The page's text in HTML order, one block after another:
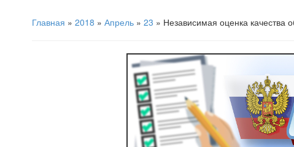
Главная » 2018 » Апрель » 23 » Независимая оценка качества